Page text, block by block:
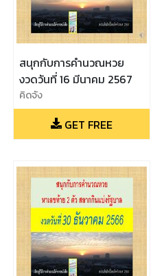
สนุกกับการคำนวณหวย
งวดวันที่ 16 มีนาคม 2567
คิดจัง
GET FREE